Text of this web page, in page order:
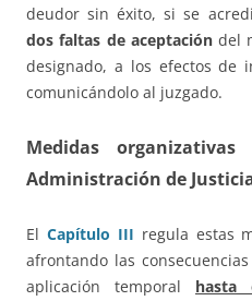
deudor sin éxito, si se
dos faltas de aceptacióndel
designado, a los efectos de
comunicándolo al juzgado.
Medidas
Administración de
El Capítulo III regula estas
afrontando las
aplicación temporal